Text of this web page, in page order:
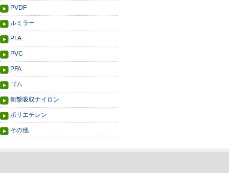
PVDF
ルミラー
PFA
PVC
PFA
ゴム
衝撃吸収ナイロン
ポリエチレン
その他